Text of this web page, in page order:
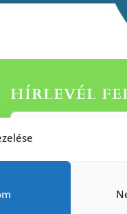
HÍRLEVÉL